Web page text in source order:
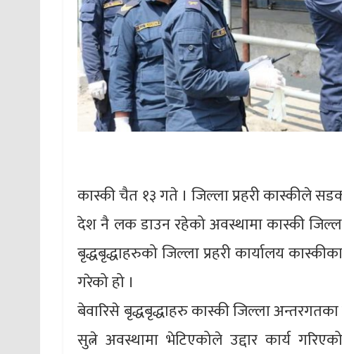
कास्की चैत १३ गते । जिल्ला प्रहरी कास्कीले
देश नै लक डाउन रहेको अवस्थामा कास्की
बृद्धबृद्धाहरुको जिल्ला प्रहरी कार्यालय
गरेको हो ।
बेवारिसे बृद्धबृद्धाहरु कास्की जिल्ला
सुत्ने अवस्थामा भेटिएकोले उद्दार कार्य